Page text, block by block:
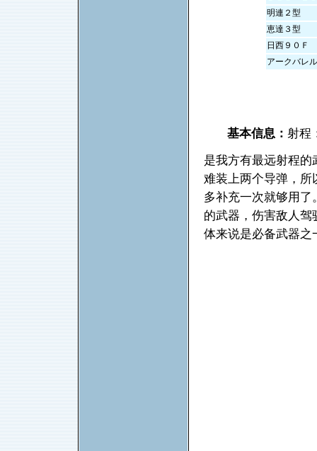
明連２型
恵達３型
日西９０Ｆ
アークバレ
基本信息： 射程
是我方有最远射程
难装上两个导弹，所
多补充一次就够用
的武器，伤害敌人
体来说是必备武器之